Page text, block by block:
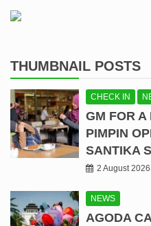
THUMBNAIL POSTS
CHECK IN
GM FOR A
PIMPIN
SANTIKA
2 August 2026
NEWS
AGODA